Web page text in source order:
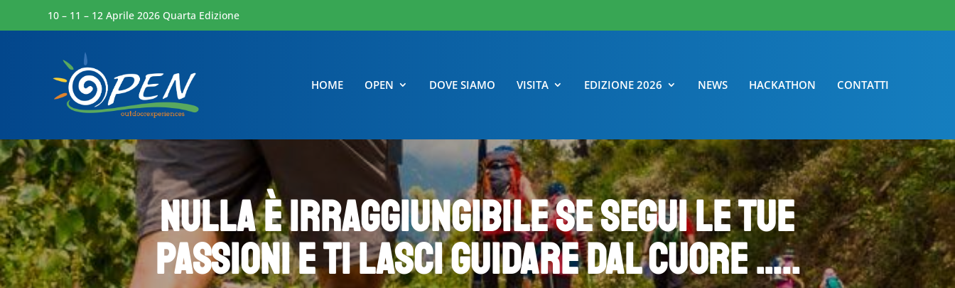
10 – 11 – 12 Aprile 2026 Quarta Edizione
HOME OPEN DOVE SIAMO VISITA EDIZIONE 2026 NEWS HACKATHON CONTATTI
Nulla è irraggiungibile se segui le tue
passioni e ti lasci guidare dal cuore …..